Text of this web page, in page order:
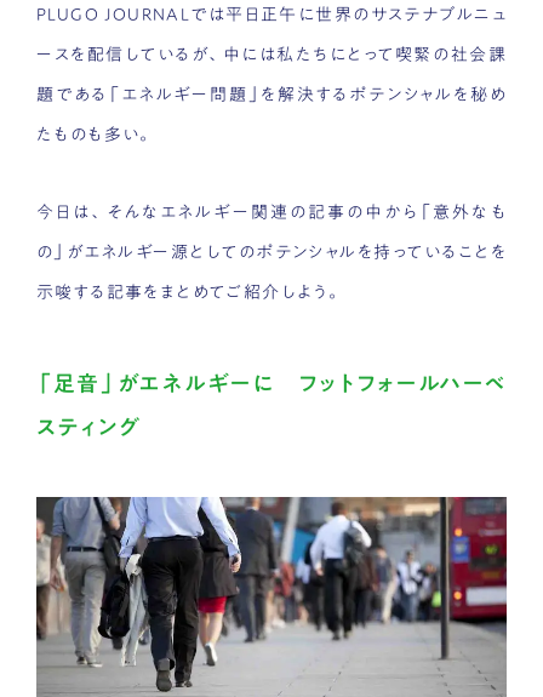
PLUGO JOURNALでは平日正午に世界のサステナブルニュ
ースを配信しているが、中には私たちにとって喫緊の社会課
題である「エネルギー問題」を解決するポテンシャルを秘め
たものも多い。
今日は、そんなエネルギー関連の記事の中から「意外なも
の」がエネルギー源としてのポテンシャルを持っていることを
示唆する記事をまとめてご紹介しよう。
「足音」がエネルギーに フットフォールハーベ
スティング